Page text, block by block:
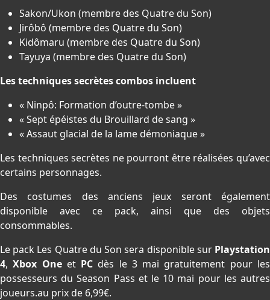
Sakon/Ukon (membre des Quatre du Son)
Jirôbô (membre des Quatre du Son)
Kidômaru (membre des Quatre du Son)
Tayuya (membre des Quatre du Son)
Les techniques secrètes combos incluent
« Ninpô: Formation d’outre-tombe »
« Sept épéistes du Brouillard de sang »
« Assaut glacial de la lame démoniaque »
Les techniques secrètes ne pourront être réalisées qu’avec
certains personnages.
Des costumes des anciens jeux seront également
disponible avec ce pack, ainsi que des objets
consommables.
Le pack Les Quatre du Son sera disponible sur Playstation
4,Xbox Oneet PC dès le 3 mai gratuitement pour les
possesseurs du Season Pass et le 10 mai pour les autres
joueurs.au prix de 6,99€.